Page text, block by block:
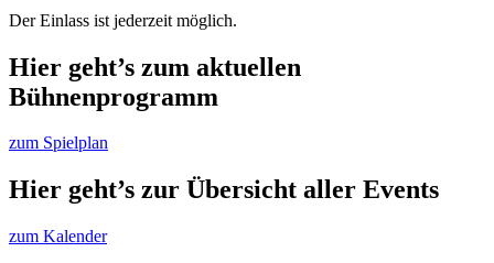
Der Einlass ist jederzeit möglich.
Hier geht’s zum aktuellen
Bühnenprogramm
zum Spielplan
Hier geht’s zur Übersicht aller Events
zum Kalender